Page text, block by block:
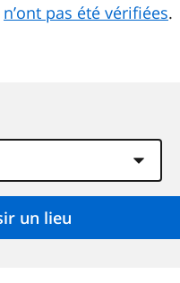
n’ont pas été vérifiées.